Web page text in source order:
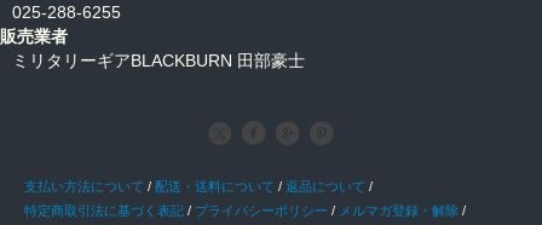
025-288-6255
販売業者
ミリタリーギアBLACKBURN 田部豪士
支払い方法について / 配送・送料について / 返品について /
特定商取引法に基づく表記 / プライバシーポリシー / メルマガ登録・解除 /